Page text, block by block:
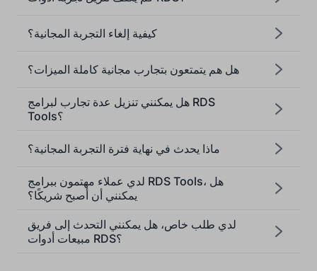
كيفية إلغاء التجربة المجانية؟
هل هم يتمتعون بتجارب مجانية كاملة الميزات؟
هل يمكنني تنزيل عدة تجارب لبرامج RDS
Tools؟
ماذا يحدث في نهاية فترة التجربة المجانية؟
لدي عملاء مهتمون ببرامج RDS Tools، هل
يمكنني أن أصبح شريكًا؟
لدي طلب خاص، هل يمكنني التحدث إلى فريق
مبيعات أدوات RDS؟